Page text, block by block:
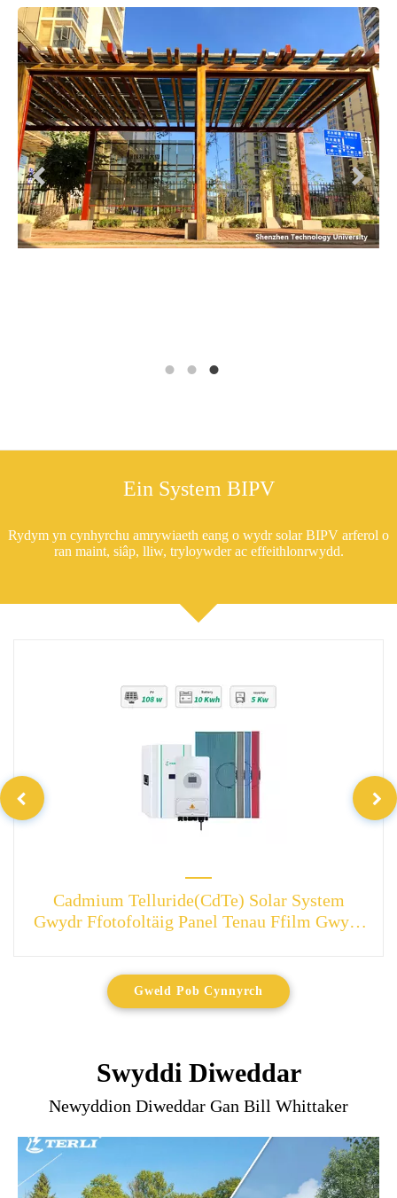
Next
Prev
1 2 3
Ein System BIPV
Rydym yn cynhyrchu amrywiaeth eang o wydr solar BIPV arferol o
ran maint, siâp, lliw, tryloywder ac effeithlonrwydd.
Cadmium Telluride(CdTe) Solar System
Gwydr Ffotofoltäig Panel Tenau Ffilm Gwydr
Gweld Pob Cynnyrch
Swyddi Diweddar
Newyddion Diweddar Gan Bill Whittaker